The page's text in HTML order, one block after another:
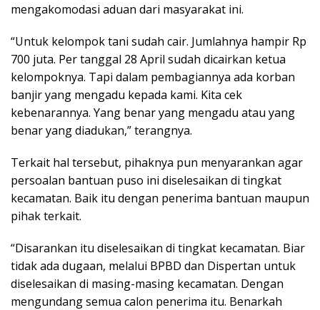
mengakomodasi aduan dari masyarakat ini.
“Untuk kelompok tani sudah cair. Jumlahnya hampir Rp
700 juta. Per tanggal 28 April sudah dicairkan ketua
kelompoknya. Tapi dalam pembagiannya ada korban
banjir yang mengadu kepada kami. Kita cek
kebenarannya. Yang benar yang mengadu atau yang
benar yang diadukan,” terangnya.
Terkait hal tersebut, pihaknya pun menyarankan agar
persoalan bantuan puso ini diselesaikan di tingkat
kecamatan. Baik itu dengan penerima bantuan maupun
pihak terkait.
“Disarankan itu diselesaikan di tingkat kecamatan. Biar
tidak ada dugaan, melalui BPBD dan Dispertan untuk
diselesaikan di masing-masing kecamatan. Dengan
mengundang semua calon penerima itu. Benarkah